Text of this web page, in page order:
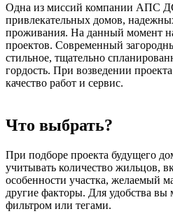
Одна из миссий компании АПС
привлекательных домов,
проживания. На данный момент
проектов. Современный
стильное, тщательно
гордость. При возведении
качество работ и сервис.
Что выбрать?
При подборе проекта будущего
учитывать количество жильцов,
особенности участка, желаемый
другие факторы. Для удобства вы
фильтром или тегами.